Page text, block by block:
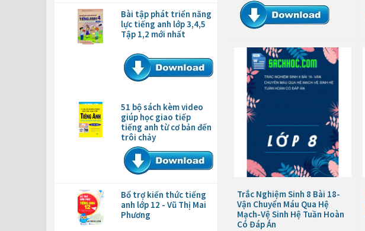
Bài tập phát triển năng
lực tiếng anh lớp 3,4,5
Tập 1,2 mới nhất
51 bộ sách kèm video
giúp học giao tiếp
tiếng anh từ cơ bản đến
trôi chảy
Bổ trợ kiến thức tiếng
anh lớp 12 - Vũ Thị Mai
Phương
Trắc Nghiệm Sinh 8 Bài 18-
Vận Chuyển Máu Qua Hệ
Mạch-Vệ Sinh Hệ Tuần Hoàn
Có Đáp Án